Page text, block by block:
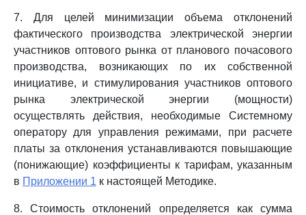
7. Для целей минимизации объема отклонений
фактического производства электрической энергии
участников оптового рынка от планового почасового
производства, возникающих по их собственной
инициативе, и стимулирования участников оптового
рынка электрической энергии (мощности)
осуществлять действия, необходимые Системному
оператору для управления режимами, при расчете
платы за отклонения устанавливаются повышающие
(понижающие) коэффициенты к тарифам, указанным
в Приложении 1 к настоящей Методике.
8. Стоимость отклонений определяется как сумма